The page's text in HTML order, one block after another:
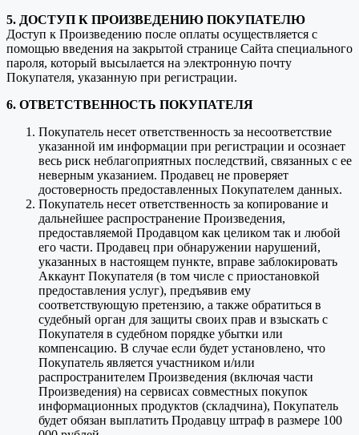
5. ДОСТУП К ПРОИЗВЕДЕНИЮ ПОКУПАТЕЛЮ
Доступ к Произведению после оплаты осуществляется с
помощью введения на закрытой странице Сайта специального
пароля, который высылается на электронную почту
Покупателя, указанную при регистрации.
6. ОТВЕТСТВЕННОСТЬ ПОКУПАТЕЛЯ
Покупатель несет ответственность за несоответствие
указанной им информации при регистрации и осознает
весь риск неблагоприятных последствий, связанных с ее
неверным указанием. Продавец не проверяет
достоверность предоставленных Покупателем данных.
Покупатель несет ответственность за копирование и
дальнейшее распространение Произведения,
предоставляемой Продавцом как целиком так и любой
его части. Продавец при обнаружении нарушений,
указанных в настоящем пункте, вправе заблокировать
Аккаунт Покупателя (в том числе с приостановкой
предоставления услуг), предъявив ему
соответствующую претензию, а также обратиться в
судебный орган для защиты своих прав и взыскать с
Покупателя в судебном порядке убытки или
компенсацию. В случае если будет установлено, что
Покупатель является участником и/или
распространителем Произведения (включая части
Произведения) на сервисах совместных покупок
информационных продуктов (складчина), Покупатель
будет обязан выплатить Продавцу штраф в размере 100